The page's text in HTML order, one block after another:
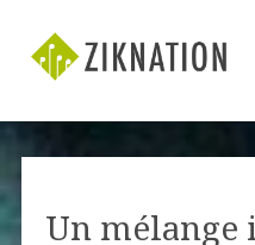
Un mélange